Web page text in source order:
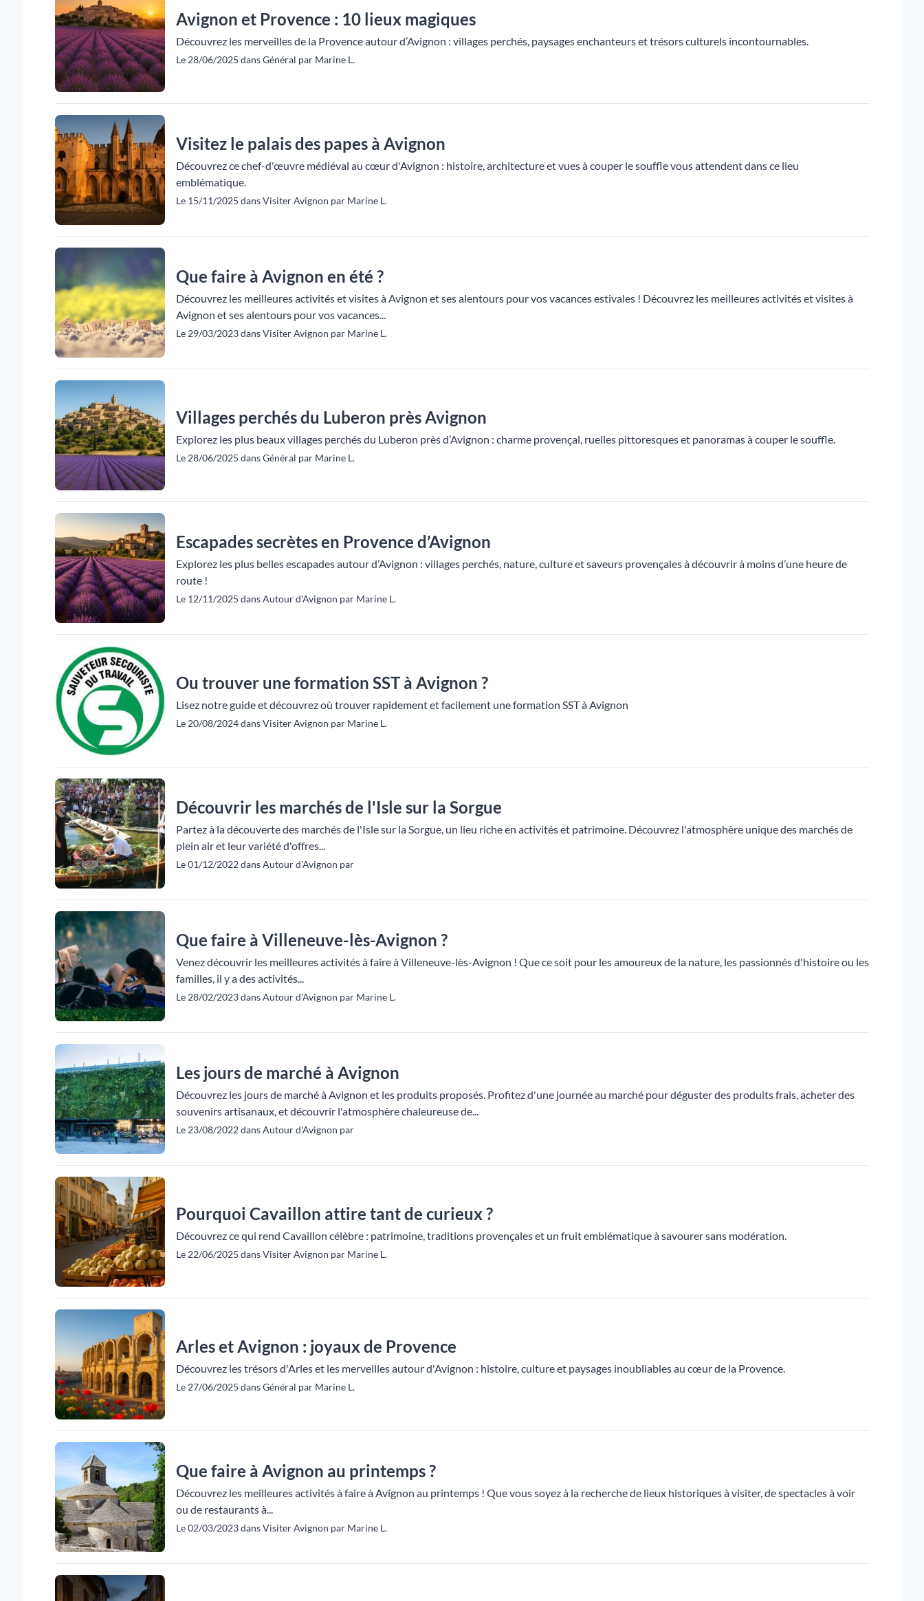
Avignon et Provence : 10 lieux magiques
Découvrez les merveilles de la Provence autour d’Avignon : villages perchés, paysages enchanteurs et trésors culturels incontournables.
Le 28/06/2025 dans Général par Marine L.
Visitez le palais des papes à Avignon
Découvrez ce chef-d'œuvre médiéval au cœur d'Avignon : histoire, architecture et vues à couper le souffle vous attendent dans ce lieu
emblématique.
Le 15/11/2025 dans Visiter Avignon par Marine L.
Que faire à Avignon en été ?
Découvrez les meilleures activités et visites à Avignon et ses alentours pour vos vacances estivales ! Découvrez les meilleures activités et visites à
Avignon et ses alentours pour vos vacances...
Le 29/03/2023 dans Visiter Avignon par Marine L.
Villages perchés du Luberon près Avignon
Explorez les plus beaux villages perchés du Luberon près d’Avignon : charme provençal, ruelles pittoresques et panoramas à couper le souffle.
Le 28/06/2025 dans Général par Marine L.
Escapades secrètes en Provence d’Avignon
Explorez les plus belles escapades autour d’Avignon : villages perchés, nature, culture et saveurs provençales à découvrir à moins d’une heure de
route !
Le 12/11/2025 dans Autour d'Avignon par Marine L.
Ou trouver une formation SST à Avignon ?
Lisez notre guide et découvrez où trouver rapidement et facilement une formation SST à Avignon
Le 20/08/2024 dans Visiter Avignon par Marine L.
Découvrir les marchés de l'Isle sur la Sorgue
Partez à la découverte des marchés de l'Isle sur la Sorgue, un lieu riche en activités et patrimoine. Découvrez l'atmosphère unique des marchés de
plein air et leur variété d'offres...
Le 01/12/2022 dans Autour d'Avignon par
Que faire à Villeneuve-lès-Avignon ?
Venez découvrir les meilleures activités à faire à Villeneuve-lès-Avignon ! Que ce soit pour les amoureux de la nature, les passionnés d'histoire ou les
familles, il y a des activités...
Le 28/02/2023 dans Autour d'Avignon par Marine L.
Les jours de marché à Avignon
Découvrez les jours de marché à Avignon et les produits proposés. Profitez d'une journée au marché pour déguster des produits frais, acheter des
souvenirs artisanaux, et découvrir l'atmosphère chaleureuse de...
Le 23/08/2022 dans Autour d'Avignon par
Pourquoi Cavaillon attire tant de curieux ?
Découvrez ce qui rend Cavaillon célèbre : patrimoine, traditions provençales et un fruit emblématique à savourer sans modération.
Le 22/06/2025 dans Visiter Avignon par Marine L.
Arles et Avignon : joyaux de Provence
Découvrez les trésors d'Arles et les merveilles autour d'Avignon : histoire, culture et paysages inoubliables au cœur de la Provence.
Le 27/06/2025 dans Général par Marine L.
Que faire à Avignon au printemps ?
Découvrez les meilleures activités à faire à Avignon au printemps ! Que vous soyez à la recherche de lieux historiques à visiter, de spectacles à voir
ou de restaurants à...
Le 02/03/2023 dans Visiter Avignon par Marine L.